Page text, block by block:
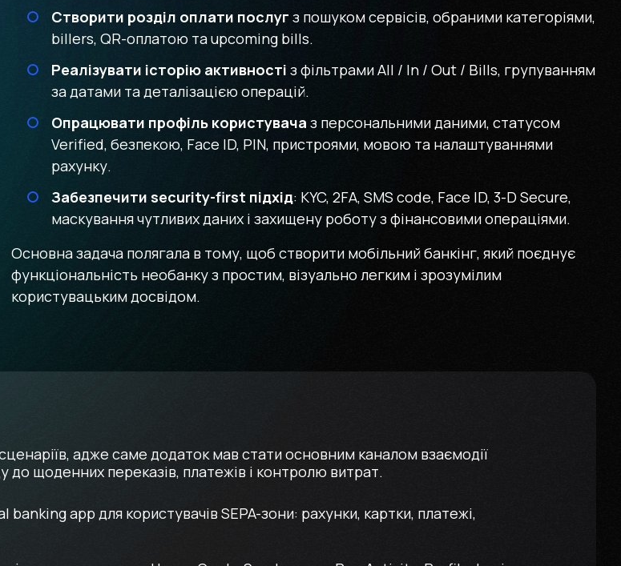
Створити розділ оплати послуг з пошуком сервісів, обраними категоріями,
billers, QR-оплатою та upcoming bills.
Реалізувати історію активності з фільтрами All / In / Out / Bills, групуванням
за датами та деталізацією операцій.
Опрацювати профіль користувача з персональними даними, статусом
Verified, безпекою, Face ID, PIN, пристроями, мовою та налаштуваннями
рахунку.
Забезпечити security-first підхід: KYC, 2FA, SMS code, Face ID, 3-D Secure,
маскування чутливих даних і захищену роботу з фінансовими операціями.
Основна задача полягала в тому, щоб створити мобільний банкінг, який поєднує
функціональність необанку з простим, візуально легким і зрозумілим
користувацьким досвідом.
адже саме додаток мав стати основним каналом взаємодії
до щоденних переказів, платежів і контролю витрат.
app для користувачів SEPA-зони: рахунки, картки, платежі,